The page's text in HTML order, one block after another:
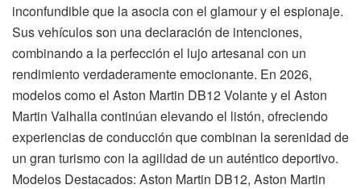
inconfundible que la asocia con el glamour y el espionaje.
Sus vehículos son una declaración de intenciones,
combinando a la perfección el lujo artesanal con un
rendimiento verdaderamente emocionante. En 2026,
modelos como el Aston Martin DB12 Volante y el Aston
Martin Valhalla continúan elevando el listón, ofreciendo
experiencias de conducción que combinan la serenidad de
un gran turismo con la agilidad de un auténtico deportivo.
Modelos Destacados: Aston Martin DB12, Aston Martin